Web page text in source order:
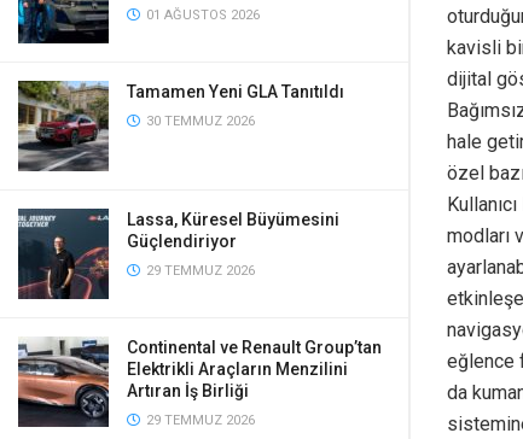
01 AĞUSTOS 2026
Tamamen Yeni GLA Tanıtıldı
30 TEMMUZ 2026
Lassa, Küresel Büyümesini
Güçlendiriyor
29 TEMMUZ 2026
Continental ve Renault Group’tan
Elektrikli Araçların Menzilini
Artıran İş Birliği
29 TEMMUZ 2026
kavisli
dijital
hale
özel
modları
eğlence
da